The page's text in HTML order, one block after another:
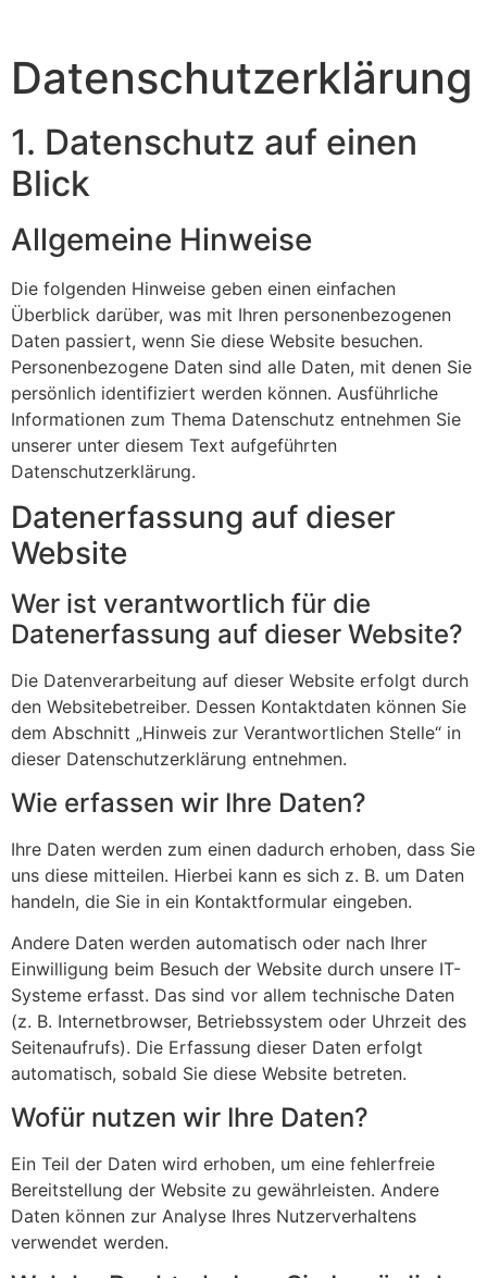
Datenschutz­erklärung
1. Datenschutz auf einen
Blick
Allgemeine Hinweise
Die folgenden Hinweise geben einen einfachen
Überblick darüber, was mit Ihren personenbezogenen
Daten passiert, wenn Sie diese Website besuchen.
Personenbezogene Daten sind alle Daten, mit denen Sie
persönlich identifiziert werden können. Ausführliche
Informationen zum Thema Datenschutz entnehmen Sie
unserer unter diesem Text aufgeführten
Datenschutzerklärung.
Datenerfassung auf dieser
Website
Wer ist verantwortlich für die
Datenerfassung auf dieser Website?
Die Datenverarbeitung auf dieser Website erfolgt durch
den Websitebetreiber. Dessen Kontaktdaten können Sie
dem Abschnitt „Hinweis zur Verantwortlichen Stelle“ in
dieser Datenschutzerklärung entnehmen.
Wie erfassen wir Ihre Daten?
Ihre Daten werden zum einen dadurch erhoben, dass Sie
uns diese mitteilen. Hierbei kann es sich z. B. um Daten
handeln, die Sie in ein Kontaktformular eingeben.
Andere Daten werden automatisch oder nach Ihrer
Einwilligung beim Besuch der Website durch unsere IT-
Systeme erfasst. Das sind vor allem technische Daten
(z. B. Internetbrowser, Betriebssystem oder Uhrzeit des
Seitenaufrufs). Die Erfassung dieser Daten erfolgt
automatisch, sobald Sie diese Website betreten.
Wofür nutzen wir Ihre Daten?
Ein Teil der Daten wird erhoben, um eine fehlerfreie
Bereitstellung der Website zu gewährleisten. Andere
Daten können zur Analyse Ihres Nutzerverhaltens
verwendet werden.